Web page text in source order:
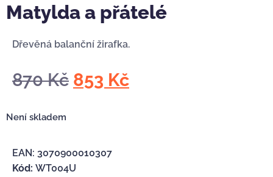
Matylda a přátelé
Dřevěná balanční žirafka.
870Kč 853 Kč
Není skladem
EAN: 3070900010307
Kód: WT004U